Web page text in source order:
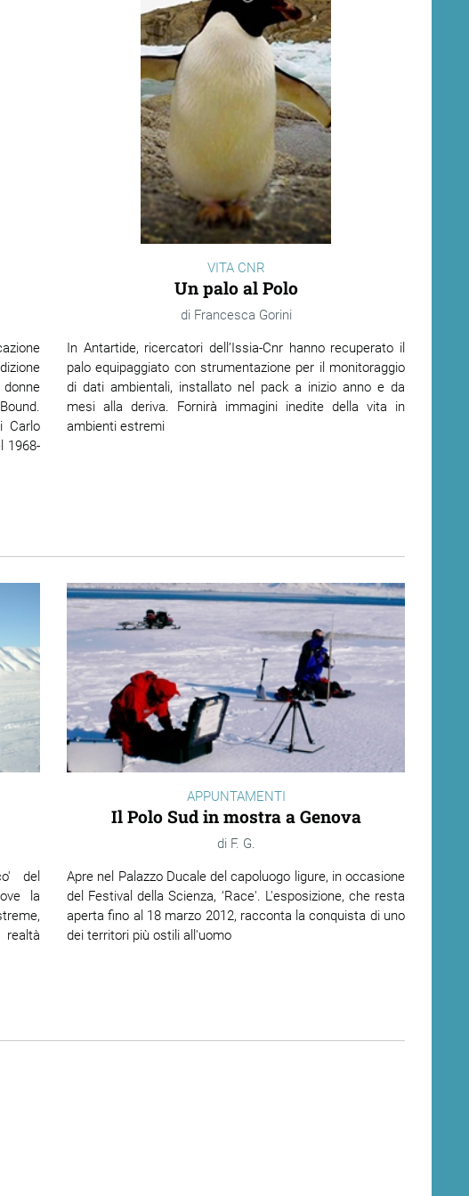
Carlo
1968-
VITA CNR
Un palo al Polo
Francesca Gorini
In Antartide, ricercatori dell’Issia-Cnr hanno recuperato il
palo equipaggiato con strumentazione per il monitoraggio
di dati ambientali, installato nel pack a inizio anno e da
mesi alla deriva. Fornirà immagini inedite della vita in
ambienti estremi
del
la
APPUNTAMENTI
Il Polo Sud in mostra a Genova
F. G.
Apre nel Palazzo Ducale del capoluogo ligure, in occasione
del Festival della Scienza, ‘Race'. L'esposizione, che resta
aperta fino al 18 marzo 2012, racconta la conquista di uno
dei territori più ostili all'uomo